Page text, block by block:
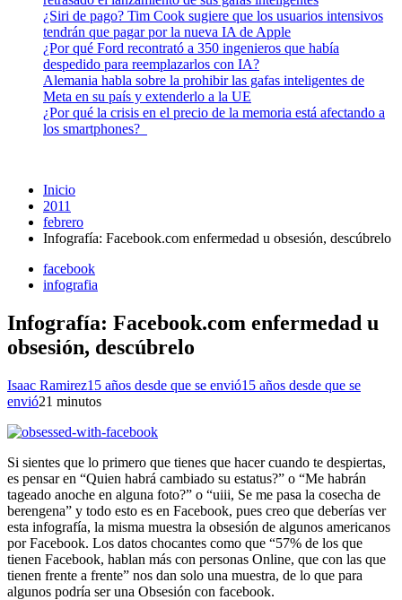
¿Siri de pago? Tim Cook sugiere que los usuarios intensivos
tendrán que pagar por la nueva IA de Apple
¿Por qué Ford recontrató a 350 ingenieros que había
despedido para reemplazarlos con IA?
Alemania habla sobre la prohibir las gafas inteligentes de
Meta en su país y extenderlo a la UE
¿Por qué la crisis en el precio de la memoria está afectando a
los smartphones?
Inicio
2011
febrero
Infografía: Facebook.com enfermedad u obsesión, descúbrelo
facebook
infografia
Infografía: Facebook.com enfermedad u
obsesión, descúbrelo
Isaac Ramirez15 años desde que se envió15 años desde que se
envió21 minutos
Si sientes que lo primero que tienes que hacer cuando te despiertas,
es pensar en “Quien habrá cambiado su estatus?” o “Me habrán
tageado anoche en alguna foto?” o “uiii, Se me pasa la cosecha de
berengena” y todo esto es en Facebook, pues creo que deberías ver
esta infografía, la misma muestra la obsesión de algunos americanos
por Facebook. Los datos chocantes como que “57% de los que
tienen Facebook, hablan más con personas Online, que con las que
tienen frente a frente” nos dan solo una muestra, de lo que para
algunos podría ser una Obsesión con facebook.